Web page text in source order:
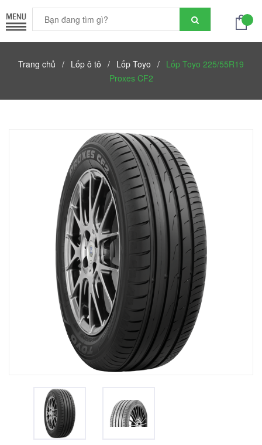
Trang chủ / Lốp ô tô / Lốp Toyo / Lốp Toyo 225/55R19
Proxes CF2